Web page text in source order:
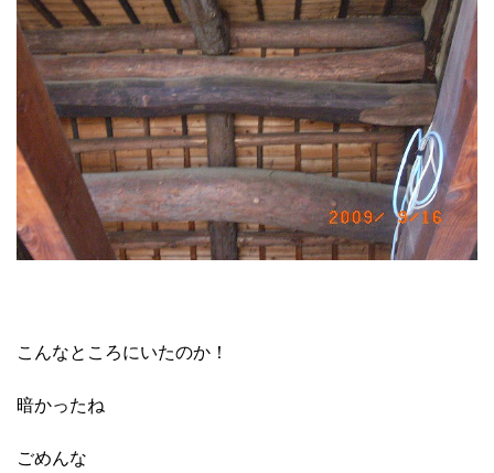
こんなところにいたのか！
暗かったね
ごめんな